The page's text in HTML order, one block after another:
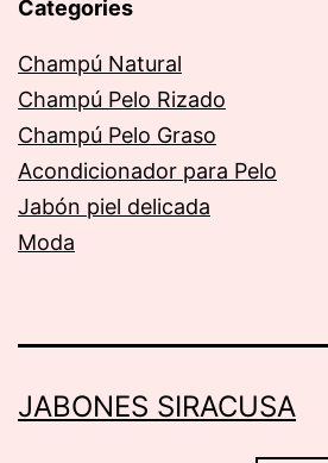
Categories
Champú Natural
Champú Pelo Rizado
Champú Pelo Graso
Acondicionador para Pelo
Jabón piel delicada
Moda
JABONES SIRACUSA